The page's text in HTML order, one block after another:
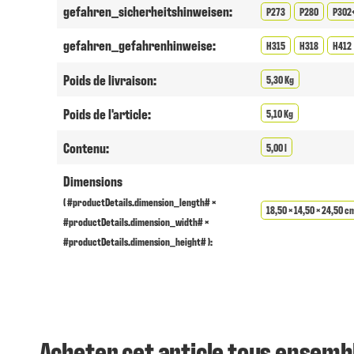
gefahren_sicherheitshinweisen: P273 P280
gefahren_gefahrenhinweise: H315 H318 H412
Poids de livraison: 5,30 Kg
Poids de l'article: 5,10 Kg
Contenu: 5,00 l
Dimensions
( #productDetails.dimension_length# ×
#productDetails.dimension_width# ×
#productDetails.dimension_height# ):
18,50 × 14,50 × 24,50